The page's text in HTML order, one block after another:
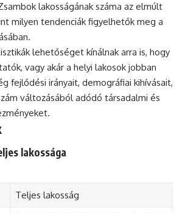
lakosságának száma az elmúlt
milyen tendenciák figyelhetők meg a
lehetőséget kínálnak arra is, hogy
vagy akár a helyi lakosok jobban
fejlődési irányait, demográfiai kihívásait,
változásából adódó társadalmi és
lakossága
Teljes lakosság